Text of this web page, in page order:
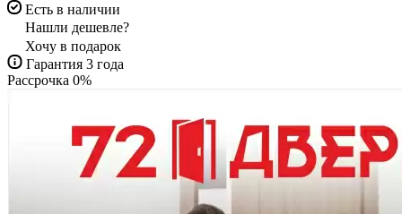
Есть в наличии
Нашли дешевле?
Хочу в подарок
Гарантия 3 года
Рассрочка 0%